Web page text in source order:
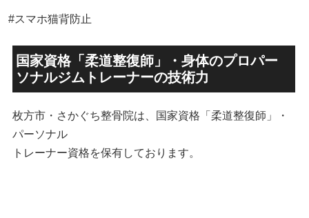
#スマホ猫背防止
国家資格「柔道整復師」・身体のプロパー
ソナルジムトレーナーの技術力
枚方市・さかぐち整骨院は、国家資格「柔道整復師」・
パーソナル
トレーナー資格を保有しております。